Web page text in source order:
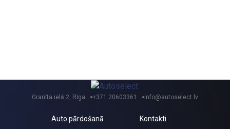
Granīta ielā 2, Rīga +371 20603361 info@autoselect.lv
Auto pārdošanā
Kontakti